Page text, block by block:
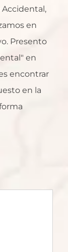
Accidental,
en
Presento
en
encontrar
en la